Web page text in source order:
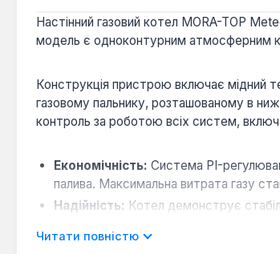
Настінний газовий котел MORA-TOP
модель є одноконтурним атмосферним
Конструкція пристрою включає мідний
газовому пальнику, розташованому в
контроль за роботою всіх систем,
Економічність: Система PI-
палива. Максимальна витрата газу
Надійність: Котел демонструє
Безпека:Вбудовані захисні функції,
Читати повністю